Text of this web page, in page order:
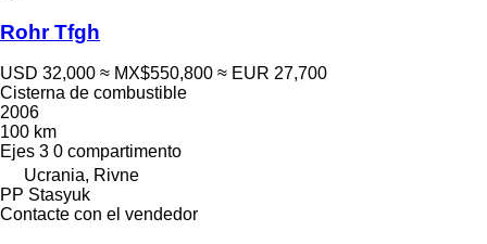
Rohr Tfgh
USD 32,000 ≈ MX$550,800 ≈ EUR 27,700
Cisterna de combustible
2006
100 km
Ejes 3 0 compartimento
Ucrania, Rivne
PP Stasyuk
Contacte con el vendedor